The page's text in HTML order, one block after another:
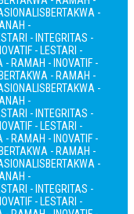
BERTAKWA -
-
- INTEGRITAS -
- LESTARI -
- RAMAH - INOVATIF -
BERTAKWA - RAMAH -
BERTAKWA -
-
- INTEGRITAS -
- LESTARI -
- RAMAH - INOVATIF -
BERTAKWA - RAMAH -
BERTAKWA -
-
- INTEGRITAS -
- LESTARI -